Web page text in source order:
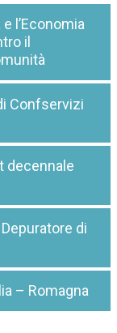
l’Economia
il
Confservizi
decennale
di
– Romagna